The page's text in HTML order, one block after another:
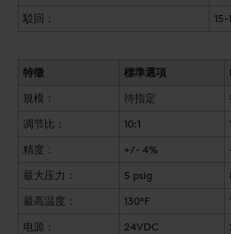
駁回： 15-
特徵 標準選項
規模： 待指定
调节比： 10:1
精度： +/- 4%
最大压力： 5 psig
最高温度： 130°F
电源： 24VDC